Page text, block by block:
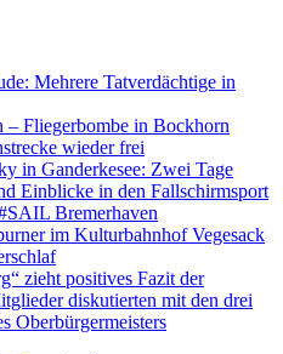
Mehrere Tatverdächtige in
Fliegerbombe in Bockhorn
wieder frei
in Ganderkesee: Zwei Tage
Einblicke in den Fallschirmsport
Bremerhaven
im Kulturbahnhof Vegesack
zieht positives Fazit der
diskutierten mit den drei
Oberbürgermeisters